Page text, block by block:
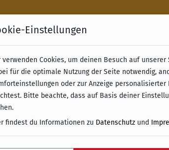
Kostenloser Versand & Retoure ab 49 €
Einstellungen
verwenden Cookies, um deinen Besuch auf
für die optimale Nutzung der Seite notwendig,
oder zur Anzeige
Bitte beachte, dass auf Basis deiner
findest du Informationen zu Datenschutz und